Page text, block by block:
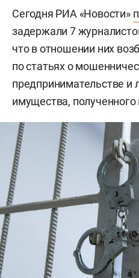
Сегодня РИА «Новости»
задержали 7
что в отношении них
по статьях о
предпринимательстве и
имущества,